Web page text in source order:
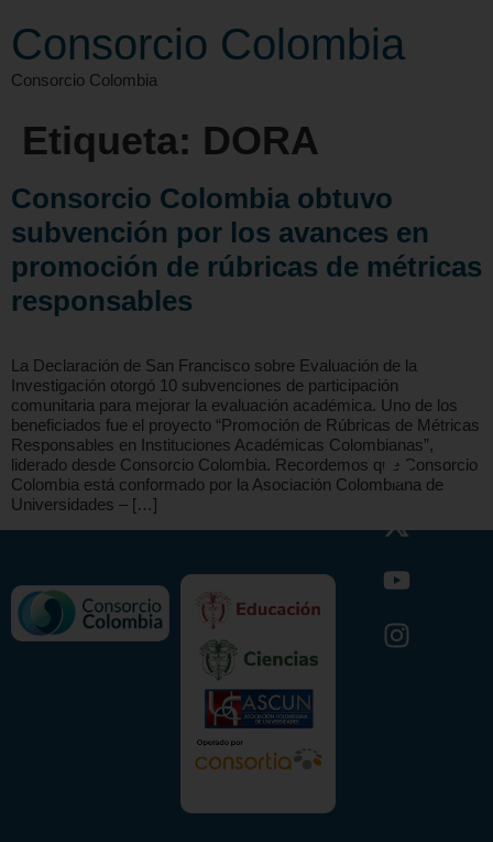
Consorcio Colombia
Consorcio Colombia
Etiqueta: DORA
Consorcio Colombia obtuvo
subvención por los avances en
promoción de rúbricas de métricas
responsables
La Declaración de San Francisco sobre Evaluación de la
Investigación otorgó 10 subvenciones de participación
comunitaria para mejorar la evaluación académica. Uno de los
beneficiados fue el proyecto “Promoción de Rúbricas de Métricas
Responsables en Instituciones Académicas Colombianas”,
liderado desde Consorcio Colombia. Recordemos que Consorcio
Colombia está conformado por la Asociación Colombiana de
Universidades – […]